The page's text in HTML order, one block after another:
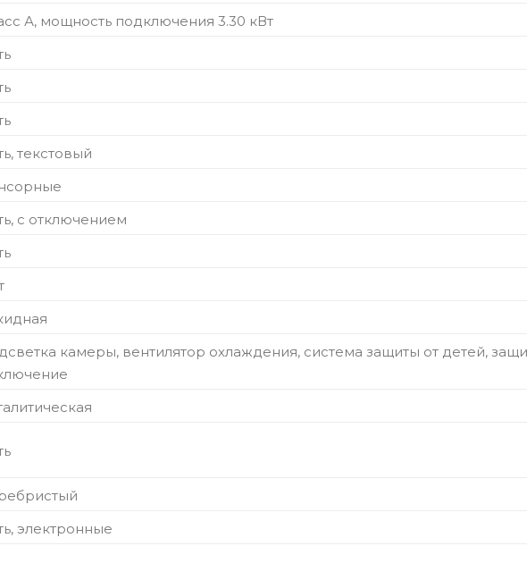
А, мощность подключения 3.30 кВт
текстовый
с отключением
камеры, вентилятор охлаждения, система защиты от детей,
электронные